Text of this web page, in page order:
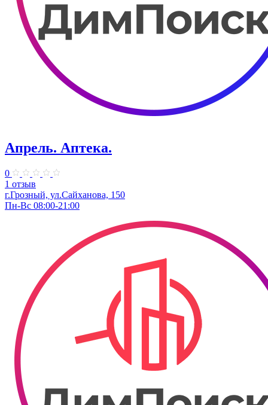
Апрель. Аптека.
0
1 отзыв
г.Грозный, ул.Сайханова, 150
Пн-Вс 08:00-21:00